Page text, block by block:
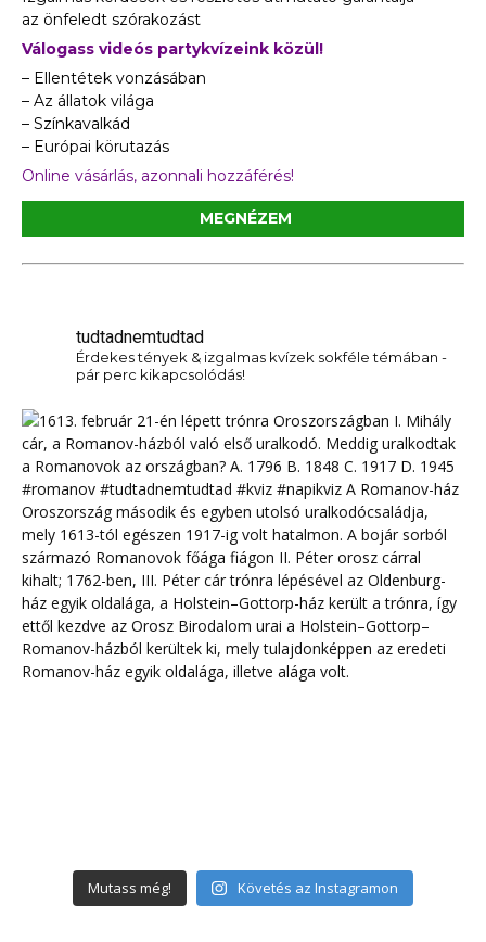
az önfeledt szórakozást
Válogass videós partykvízeink közül!
– Ellentétek vonzásában
– Az állatok világa
– Színkavalkád
– Európai körutazás
Online vásárlás, azonnali hozzáférés!
MEGNÉZEM
tudtadnemtudtad
Érdekes tények & izgalmas kvízek sokféle témában -
pár perc kikapcsolódás!
Mutass még! Követés az Instagramon